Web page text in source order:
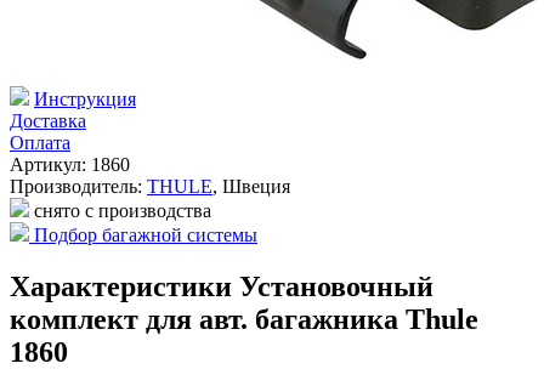
Инструкция
Доставка
Оплата
Артикул: 1860
Производитель: THULE, Швеция
снято с производства
Подбор багажной системы
Характеристики Установочный
комплект для авт. багажника Thule
1860